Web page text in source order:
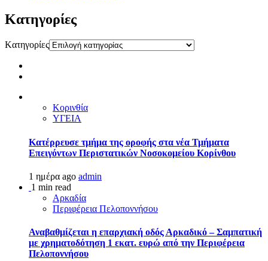
Kατηγορίες
Kατηγορίες
Κορινθία
ΥΓΕΙΑ
Kατέρρευσε τμήμα της οροφής στα νέα Τμήματα
Επειγόντων Περιστατικών Νοσοκομείου Κορίνθου
1 ημέρα ago admin
1 min read
Αρκαδία
Περιφέρεια Πελοποννήσου
Αναβαθμίζεται η επαρχιακή οδός Αρκαδικό – Σαμπατική
με χρηματοδότηση 1 εκατ. ευρώ από την Περιφέρεια
Πελοποννήσου